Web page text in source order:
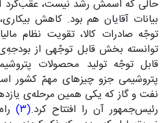
حالی که اسمش رشد نیست،
بیانات آقایان هم بود. کاهش
توجّه صادرات کالا، تقویت نظام
توانسته بخش قابل توجّهی از
قابل توجّه تولید محصولات
پتروشیمی جزو چیزهای مهمّ کشور
نفت و گاز که یکی‌ همین مرحله‌ی
رئیس‌جمهور آن را افتتاح کرد.(۳)